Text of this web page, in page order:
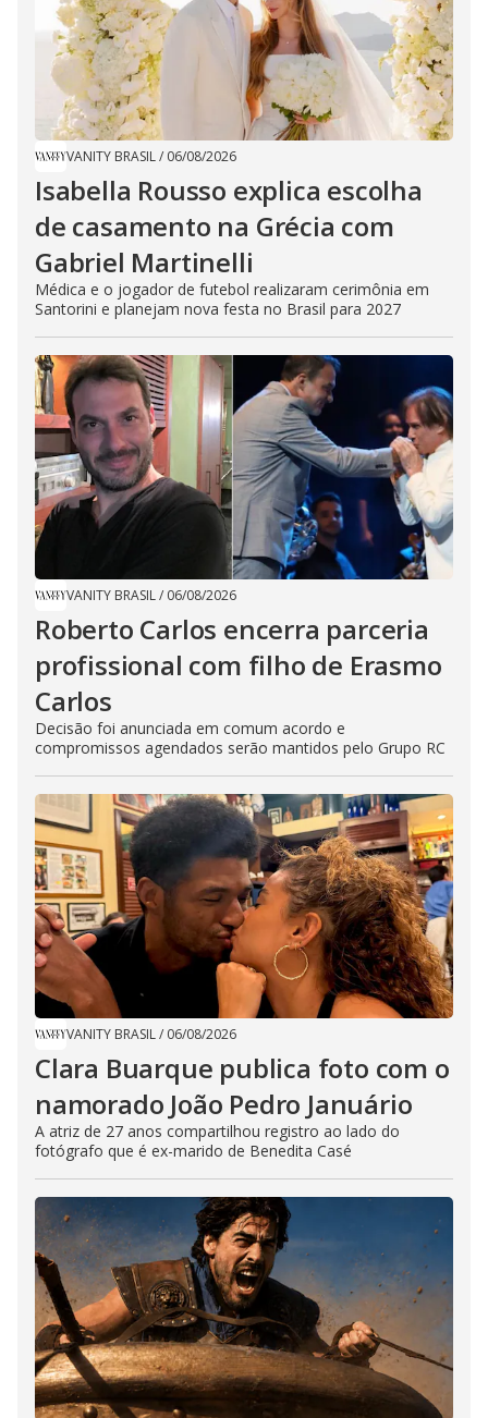
VANITY BRASIL/ 06/08/2026
Isabella Rousso explica escolha
de casamento na Grécia com
Gabriel Martinelli
Médica e o jogador de futebol realizaram cerimônia em
Santorini e planejam nova festa no Brasil para 2027
VANITY BRASIL/ 06/08/2026
Roberto Carlos encerra parceria
profissional com filho de Erasmo
Carlos
Decisão foi anunciada em comum acordo e
compromissos agendados serão mantidos pelo Grupo RC
VANITY BRASIL/ 06/08/2026
Clara Buarque publica foto com o
namorado João Pedro Januário
A atriz de 27 anos compartilhou registro ao lado do
fotógrafo que é ex-marido de Benedita Casé